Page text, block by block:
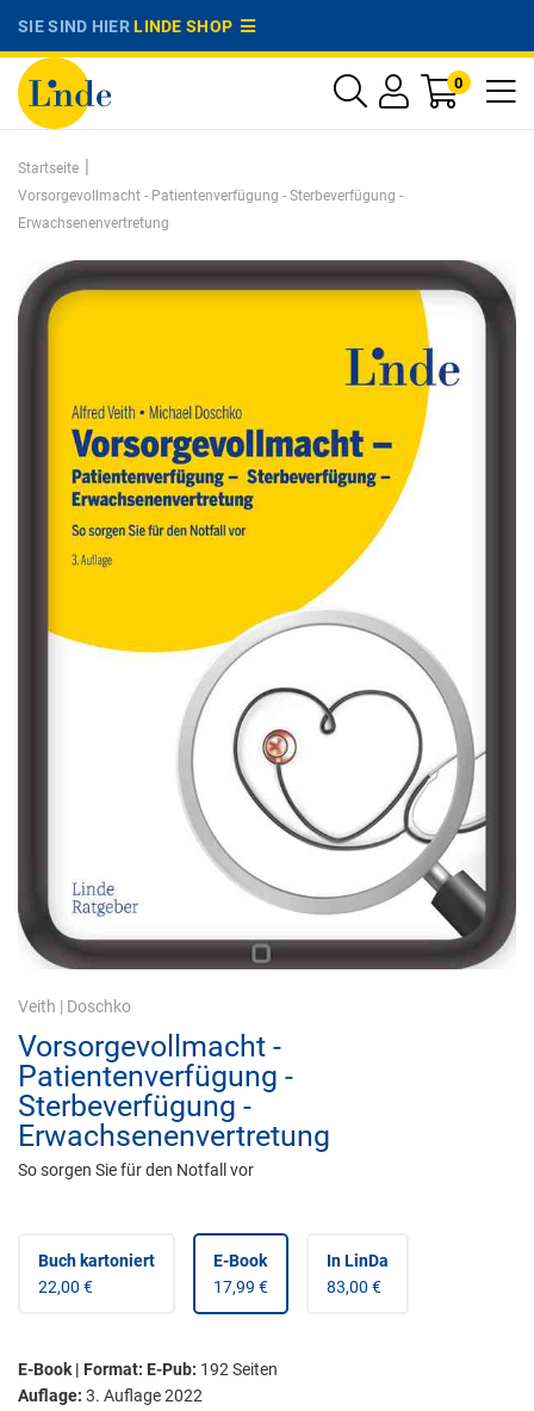
SIE SIND HIERLINDE SHOP
0
Startseite |
Vorsorgevollmacht - Patientenverfügung - Sterbeverfügung -
Erwachsenenvertretung
Veith | Doschko
Vorsorgevollmacht -
Patientenverfügung -
Sterbeverfügung -
Erwachsenenvertretung
So sorgen Sie für den Notfall vor
Buch kartoniert
22,00 €
E-Book
17,99 €
In LinDa
83,00 €
E-Book | Format: E-Pub: 192Seiten
Auflage: 3. Auflage 2022